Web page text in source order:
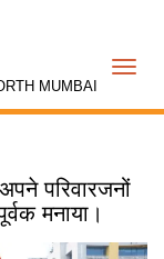
MUMBAI
परिवारजनों
मनाया।